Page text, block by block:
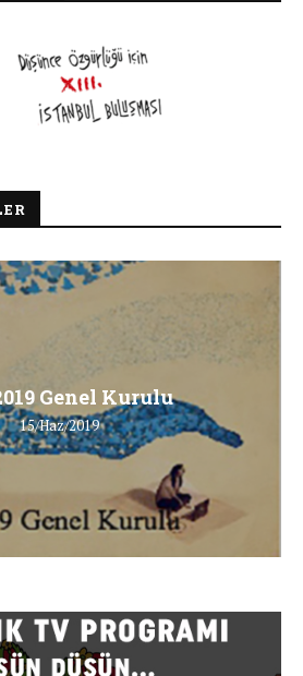
Genel Kurulu
15/Haz/2019